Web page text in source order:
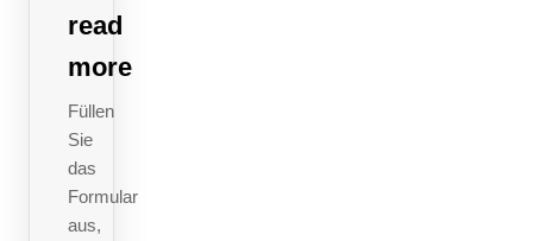
Unternehmen
Bußgelder,
Marktbarrieren
Lieferrisiken.
read
more
Füllen
Sie
das
Formular
aus,